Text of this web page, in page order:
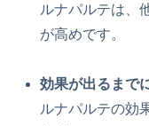
ルナパルテは、
が高めです。
効果が出るまで
ルナパルテの効